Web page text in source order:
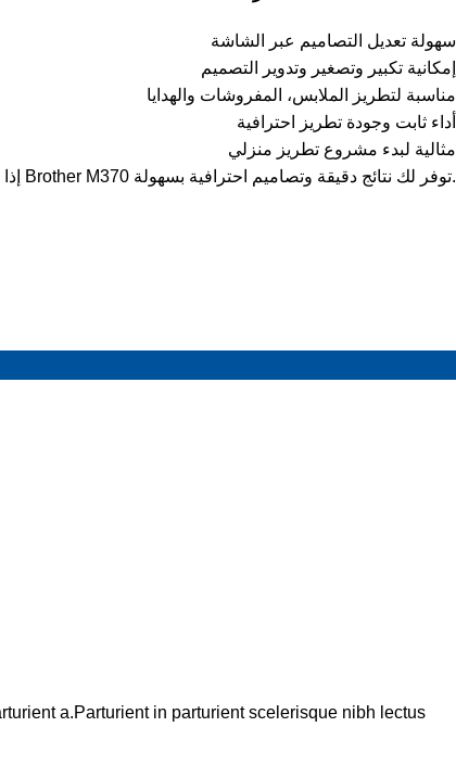
سهولة تعديل التصاميم عبر الشاشة
إمكانية تكبير وتصغير وتدوير التصميم
مناسبة لتطريز الملابس، المفروشات والهدايا
أداء ثابت وجودة تطريز احترافية
مثالية لبدء مشروع تطريز منزلي
إذا كنت تبحث عن ماكينة تطريز عملية تجمع بين السعر المناسب والإمكانيات المتقدمة في مصر، فإن Brother M370 توفر لك نتائج دقيقة وتصاميم احترافية بسهولة.
a.Parturient in parturient scelerisque nibh lectus